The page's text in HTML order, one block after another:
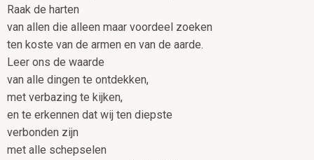
Raak de harten
van allen die alleen maar voordeel zoeken
ten koste van de armen en van de aarde.
Leer ons de waarde
van alle dingen te ontdekken,
met verbazing te kijken,
en te erkennen dat wij ten diepste
verbonden zijn
met alle schepselen